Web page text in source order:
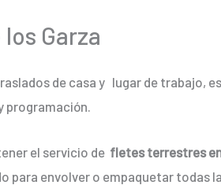
Garza
de casa y lugar de trabajo,
programación.
el servicio de fletes terrestres
para envolver o empaquetar todas